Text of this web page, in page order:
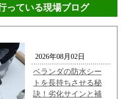
っている現場ブログ
2026年08月02日
ベランダの防水シー
トを長持ちさせる秘
訣！劣化サインと補